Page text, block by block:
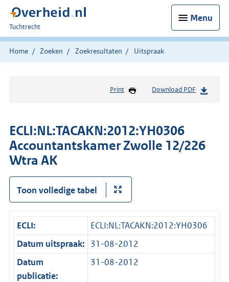
Menu
U
bent
hier:
Tuchtrecht
Home Zoeken Zoekresultaten Uitspraak
Print Download PDF
ECLI:NL:TACAKN:2012:YH0306
Accountantskamer Zwolle 12/226
Wtra AK
Toon volledige tabel
ECLI:
ECLI:NL:TACAKN:2012:YH0306
Datum uitspraak: 31-08-2012
Datum
publicatie:
31-08-2012